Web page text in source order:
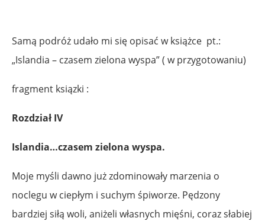
Samą podróż udało mi się opisać w książce pt.:
„Islandia – czasem zielona wyspa” ( w przygotowaniu)
fragment ksiązki :
Rozdział IV
Islandia…czasem zielona wyspa.
Moje myśli dawno już zdominowały marzenia o
noclegu w ciepłym i suchym śpiworze. Pędzony
bardziej siłą woli, aniżeli własnych mięśni, coraz słabiej